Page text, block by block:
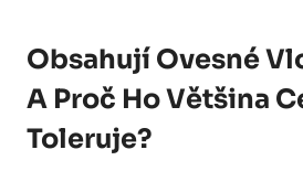
Obsahují Ovesné
A Proč Ho Většina
Toleruje?